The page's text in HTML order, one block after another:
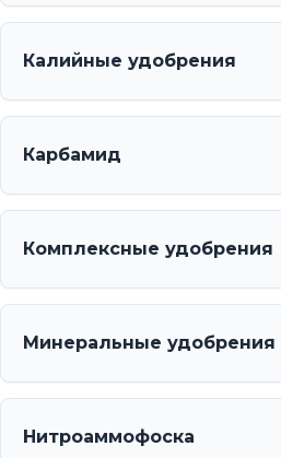
Калийные удобрения
Карбамид
Комплексные удобрения
Минеральные удобрения
Нитроаммофоска